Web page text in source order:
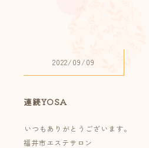
2022/09/09
連続YOSA
⁡いつもありがとうございます。
福井市エステサロン⁡